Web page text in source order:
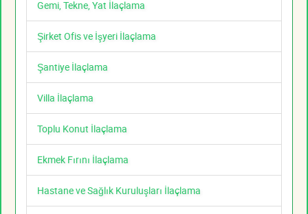
Gemi, Tekne, Yat İlaçlama
Şirket Ofis ve İşyeri İlaçlama
Şantiye İlaçlama
Villa İlaçlama
Toplu Konut İlaçlama
Ekmek Fırını İlaçlama
Hastane ve Sağlık Kuruluşları İlaçlama